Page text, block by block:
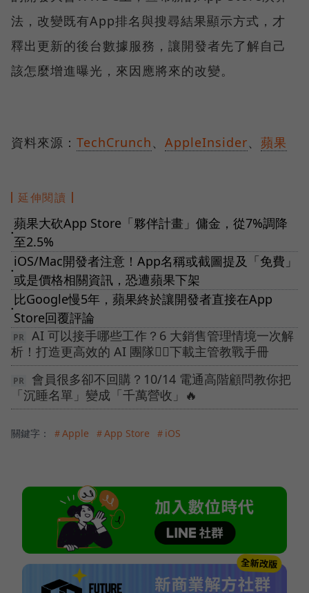
法，改變既有App排名與搜尋結果顯示方式，才
釋出更新的後台數據服務，讓開發者先了解自己
該怎麼增進曝光，來因應將來的改變。
資料來源： TechCrunch、 AppleInsider、 蘋果
延伸閱讀
●
蘋果大砍App Store「夥伴計畫」傭金，從7%調降
至2.5%
●
iOS/Mac開發者注意！App名稱或截圖提及「免費」
或是價格相關資訊，恐遭蘋果下架
●
比Google慢5年，蘋果終於讓開發者直接在App
Store回覆評論
AI 可以接手哪些工作？6 大銷售管理情境一次解
析！打造更高效的 AI 團隊👉🏻下載主管教戰手冊
會員很多卻不回購？10/14 電通高階顧問教你把
「沉睡名單」變成「千萬營收」🔥
關鍵字： ＃Apple ＃App Store ＃iOS